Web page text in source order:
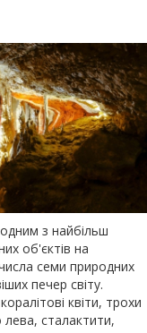
з найбільш
об'єктів на
семи природних
печер світу.
квіти, трохи
сталактити,